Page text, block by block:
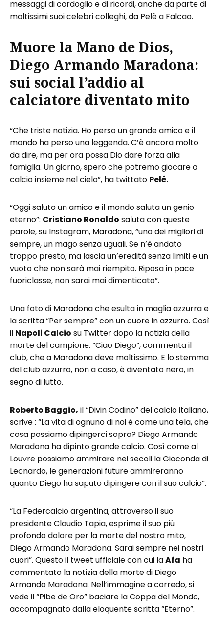
messaggi di cordoglio e di ricordi, anche da parte di
moltissimi suoi celebri colleghi, da Pelè a Falcao.
Muore la Mano de Dios,
Diego Armando Maradona:
sui social l’addio al
calciatore diventato mito
“Che triste notizia. Ho perso un grande amico e il
mondo ha perso una leggenda. C’è ancora molto
da dire, ma per ora possa Dio dare forza alla
famiglia. Un giorno, spero che potremo giocare a
calcio insieme nel cielo”, ha twittato Pelé.
“Oggi saluto un amico e il mondo saluta un genio
eterno”: Cristiano Ronaldo saluta con queste
parole, su Instagram, Maradona, “uno dei migliori di
sempre, un mago senza uguali. Se n’è andato
troppo presto, ma lascia un’eredità senza limiti e un
vuoto che non sarà mai riempito. Riposa in pace
fuoriclasse, non sarai mai dimenticato”.
Una foto di Maradona che esulta in maglia azzurra e
la scritta “Per sempre” con un cuore in azzurro. Così
il Napoli Calcio su Twitter dopo la notizia della
morte del campione. “Ciao Diego”, commenta il
club, che a Maradona deve moltissimo. E lo stemma
del club azzurro, non a caso, è diventato nero, in
segno di lutto.
Roberto Baggio, il “Divin Codino” del calcio italiano,
scrive : “La vita di ognuno di noi è come una tela, che
cosa possiamo dipingerci sopra? Diego Armando
Maradona ha dipinto grande calcio. Così come al
Louvre possiamo ammirare nei secoli la Gioconda di
Leonardo, le generazioni future ammireranno
quanto Diego ha saputo dipingere con il suo calcio”.
“La Federcalcio argentina, attraverso il suo
presidente Claudio Tapia, esprime il suo più
profondo dolore per la morte del nostro mito,
Diego Armando Maradona. Sarai sempre nei nostri
cuori”. Questo il tweet ufficiale con cui laAfa ha
commentato la notizia della morte di Diego
Armando Maradona. Nell’immagine a corredo, si
vede il “Pibe de Oro” baciare la Coppa del Mondo,
accompagnato dalla eloquente scritta “Eterno”.